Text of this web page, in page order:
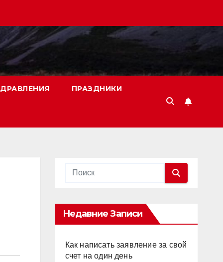
ПРАЗДНИКИ
Недавние Записи
Как написать заявление за свой
счет на один день